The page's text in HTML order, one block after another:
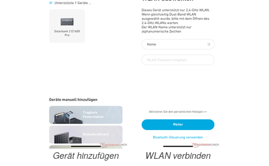
Gerät hinzufügen WLAN verbinden